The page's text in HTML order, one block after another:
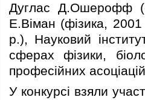
Дуглас Д.Ошерофф
Е.Віман (фізика,
р.), Науковий
сферах фізики,
професійних
У конкурсі взяли